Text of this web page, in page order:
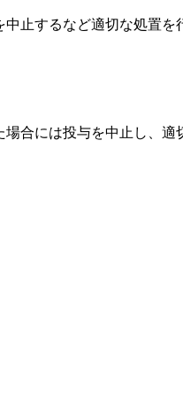
止するなど適切な処置を
合には投与を中止し、適